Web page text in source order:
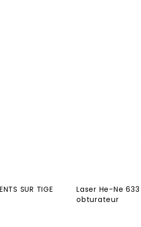
SUR TIGE
Laser He-Ne
obturateur